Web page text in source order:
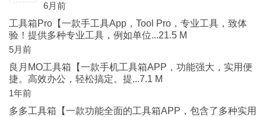
6月前
工具箱Pro【一款手工具App，Tool Pro，专业工具，致体
验！提供多种专业工具，例如单位...21.5 M
5月前
良月MO工具箱【一款手机工具箱APP，功能强大，实用便
捷。高效办公，轻松搞定。提...7.1 M
1年前
多多工具箱【一款功能全面的工具箱APP，包含了多种实用